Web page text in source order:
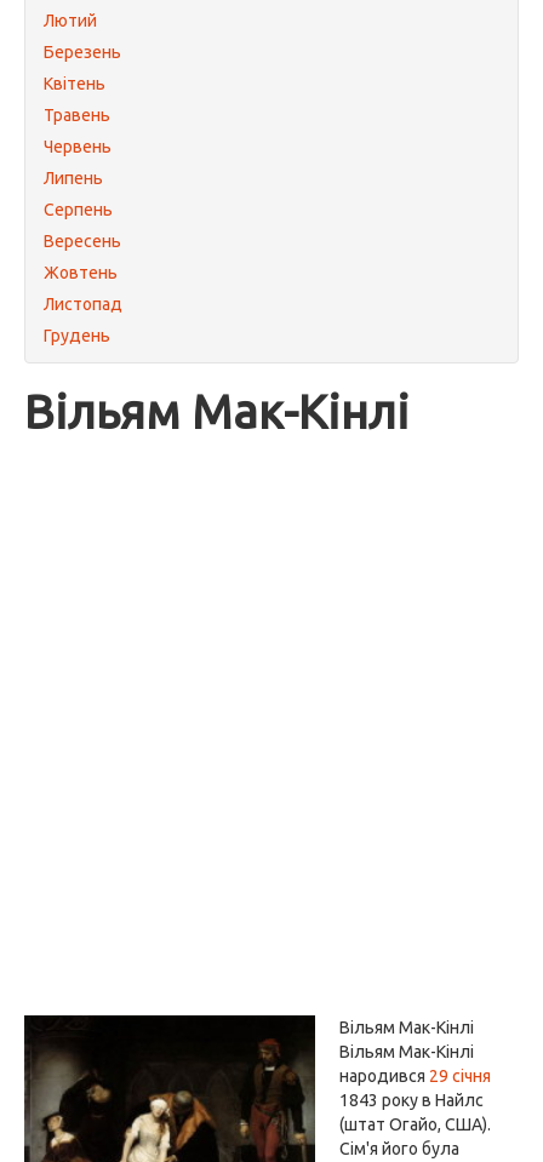
Лютий
Березень
Квітень
Травень
Червень
Липень
Серпень
Вересень
Жовтень
Листопад
Грудень
Вільям Мак-Кінлі
Вільям Мак-Кінлі
Вільям Мак-Кінлі
народився 29 січня
1843 року в Найлс
(штат Огайо, США).
Сім'я його була